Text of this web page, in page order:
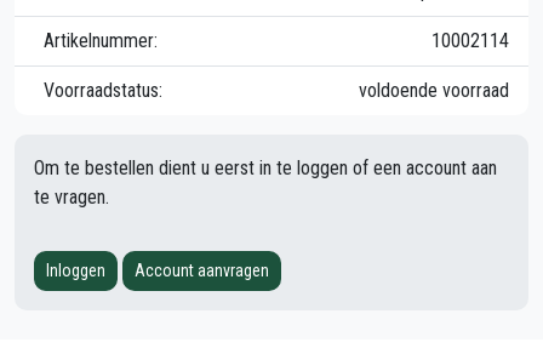
Artikelnummer: 10002114
Voorraadstatus: voldoende voorraad
Om te bestellen dient u eerst in te loggen of een account aan
te vragen.
Inloggen Account aanvragen